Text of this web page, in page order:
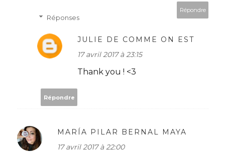
Répondre
Réponses
JULIE DE COMME ON EST
17 avril 2017 à 23:15
Thank you ! <3
Répondre
MARÍA PILAR BERNAL MAYA
17 avril 2017 à 22:00